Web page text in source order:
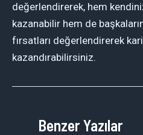
değerlendirerek, hem
kazanabilir hem de
fırsatları değerlendirerek
kazandırabilirsiniz.
Benzer Yazılar